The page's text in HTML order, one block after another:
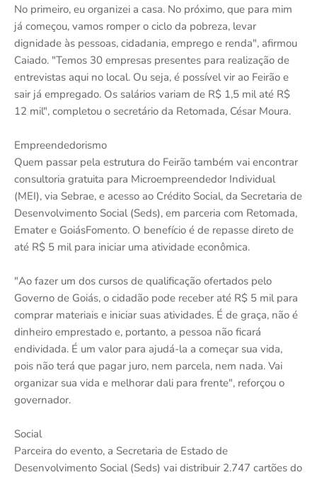
No primeiro, eu organizei a casa. No próximo, que para mim
já começou, vamos romper o ciclo da pobreza, levar
dignidade às pessoas, cidadania, emprego e renda", afirmou
Caiado. "Temos 30 empresas presentes para realização de
entrevistas aqui no local. Ou seja, é possível vir ao Feirão e
sair já empregado. Os salários variam de R$ 1,5 mil até R$
12 mil", completou o secretário da Retomada, César Moura.
Empreendedorismo
Quem passar pela estrutura do Feirão também vai encontrar
consultoria gratuita para Microempreendedor Individual
(MEI), via Sebrae, e acesso ao Crédito Social, da Secretaria de
Desenvolvimento Social (Seds), em parceria com Retomada,
Emater e GoiásFomento. O benefício é de repasse direto de
até R$ 5 mil para iniciar uma atividade econômica.
"Ao fazer um dos cursos de qualificação ofertados pelo
Governo de Goiás, o cidadão pode receber até R$ 5 mil para
comprar materiais e iniciar suas atividades. É de graça, não é
dinheiro emprestado e, portanto, a pessoa não ficará
endividada. É um valor para ajudá-la a começar sua vida,
pois não terá que pagar juro, nem parcela, nem nada. Vai
organizar sua vida e melhorar dali para frente", reforçou o
governador.
Social
Parceira do evento, a Secretaria de Estado de
Desenvolvimento Social (Seds) vai distribuir 2.747 cartões do